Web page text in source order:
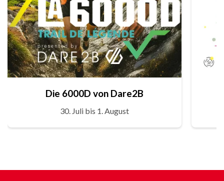
Die 6000D von Dare2B
30. Juli bis 1. August